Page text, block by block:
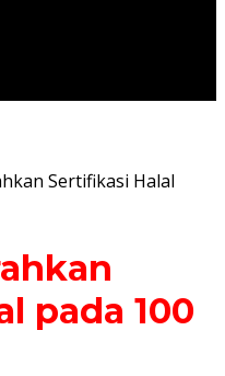
Sertifikasi Halal
pada 100